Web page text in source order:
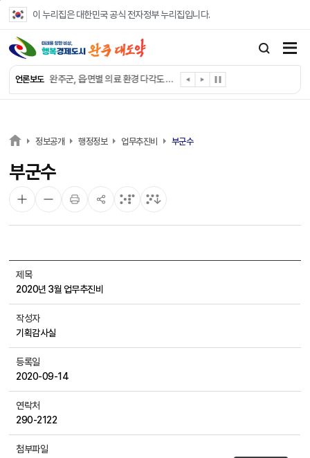
이 누리집은 대한민국 공식 전자정부 누리집입니다.
언론보도
완주군, ‘수의계약 총량제’ 개편 운영
완주군 청소년, 초록우산 지원으로 치과 치료
완주군, 읍·면별 의료 환경 다각도 진단한다
완주군, 모바일 헬스케어 “내 건강 변화 직접 확인”
전북은행, 완주군에 ‘시원키트’ 60세트 기탁
정보공개 행정정보 업무추진비 부군수
부군수
제목
2020년 3월 업무추진비
작성자
기획감사실
등록일
2020-09-14
연락처
290-2122
첨부파일